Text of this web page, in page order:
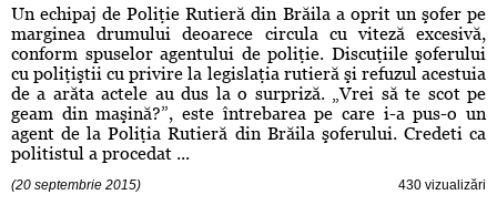
Un echipaj de Poliţie Rutieră din Brăila a oprit un şofer pe
marginea drumului deoarece circula cu viteză excesivă,
conform spuselor agentului de poliţie. Discuţiile şoferului
cu poliţiştii cu privire la legislaţia rutieră şi refuzul acestuia
de a arăta actele au dus la o surpriză. „Vrei să te scot pe
geam din maşină?”, este întrebarea pe care i-a pus-o un
agent de la Poliţia Rutieră din Brăila şoferului. Credeti ca
politistul a procedat ...
(20 septembrie 2015) 430 vizualizări